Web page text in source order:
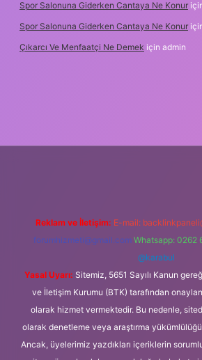
Spor Salonuna Giderken Cantaya Ne Konur
Spor Salonuna Giderken Cantaya Ne Konur
Çıkarcı Ve Menfaatçi Ne Demek için admin
Reklam ve İletişim: E-mail:
forumhizmeti@gmail.com Whatsapp: 0262
@karabul
Yasal Uyarı: Sitemiz, 5651 Sayılı Kanun
ve İletişim Kurumu (BTK) tarafından
olarak hizmet vermektedir. Bu nedenle,
olarak denetleme veya araştırma
Ancak, üyelerimiz yazdıkları içeriklerin